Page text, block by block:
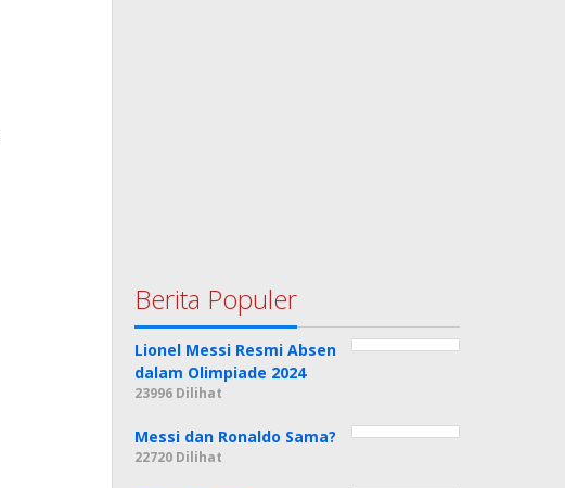
Berita Populer
Lionel Messi Resmi Absen
dalam Olimpiade 2024
23996 Dilihat
Messi dan Ronaldo Sama?
22720 Dilihat